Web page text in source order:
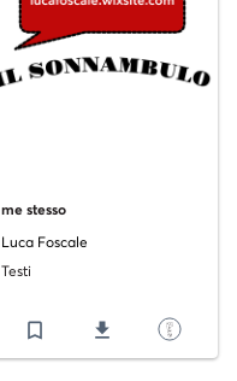
me stesso
Luca Foscale
Testi
bookmark_border file_download